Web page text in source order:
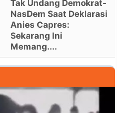
Tak Undang Demokrat-
NasDem Saat Deklarasi
Anies Capres:
Sekarang Ini
Memang....